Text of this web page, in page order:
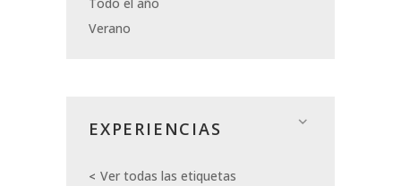
Todo el año
Verano
EXPERIENCIAS
Ver todas las etiquetas